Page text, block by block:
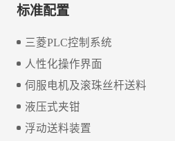
标准配置
三菱PLC控制系统
人性化操作界面
伺服电机及滚珠丝杆送料
液压式夹钳
浮动送料装置